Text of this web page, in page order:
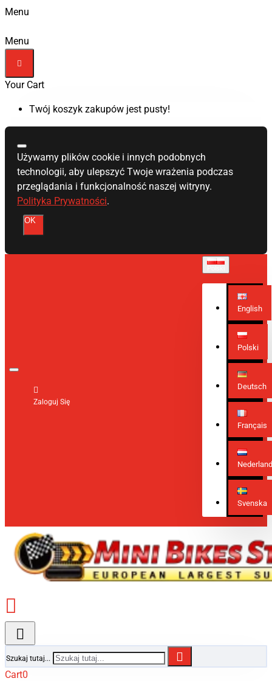
Menu
Menu
Your Cart
Twój koszyk zakupów jest pusty!
Używamy plików cookie i innych podobnych
technologii, aby ulepszyć Twoje wrażenia podczas
przeglądania i funkcjonalność naszej witryny.
Polityka Prywatności.
OK
Zaloguj Się
English
Polski
Deutsch
Français
Svenska
Szukaj tutaj...
Cart0